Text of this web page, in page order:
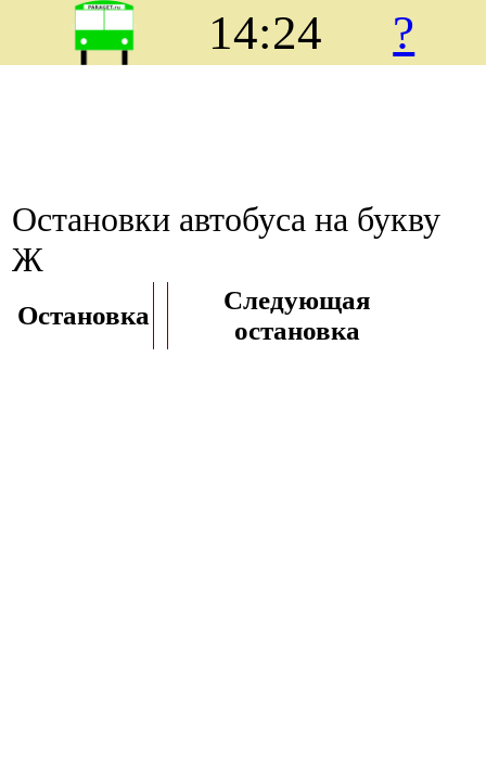
14:24 ?
Остановки автобуса на букву
Ж
Остановка
Следующая
остановка